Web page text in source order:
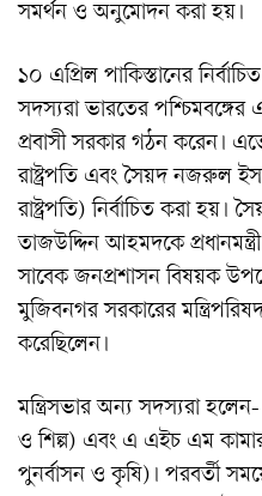
সমর্থন ও অনুমোদন করা হয়।
১০ এপ্রিল পাকিস্তানের
সদস্যরা ভারতের পশ্চিমবঙ্গের
প্রবাসী সরকার গঠন করেন।
রাষ্ট্রপতি এবং সৈয়দ নজরুল
রাষ্ট্রপতি) নির্বাচিত করা
তাজউদ্দিন আহমদকে প্রধানমন্ত্রী
সাবেক জনপ্রশাসন বিষয়ক
মুজিবনগর সরকারের
করেছিলেন।
মন্ত্রিসভার অন্য সদস্যরা
ও শিল্প) এবং এ এইচ এম
পুনর্বাসন ও কৃষি)। পরবর্তী